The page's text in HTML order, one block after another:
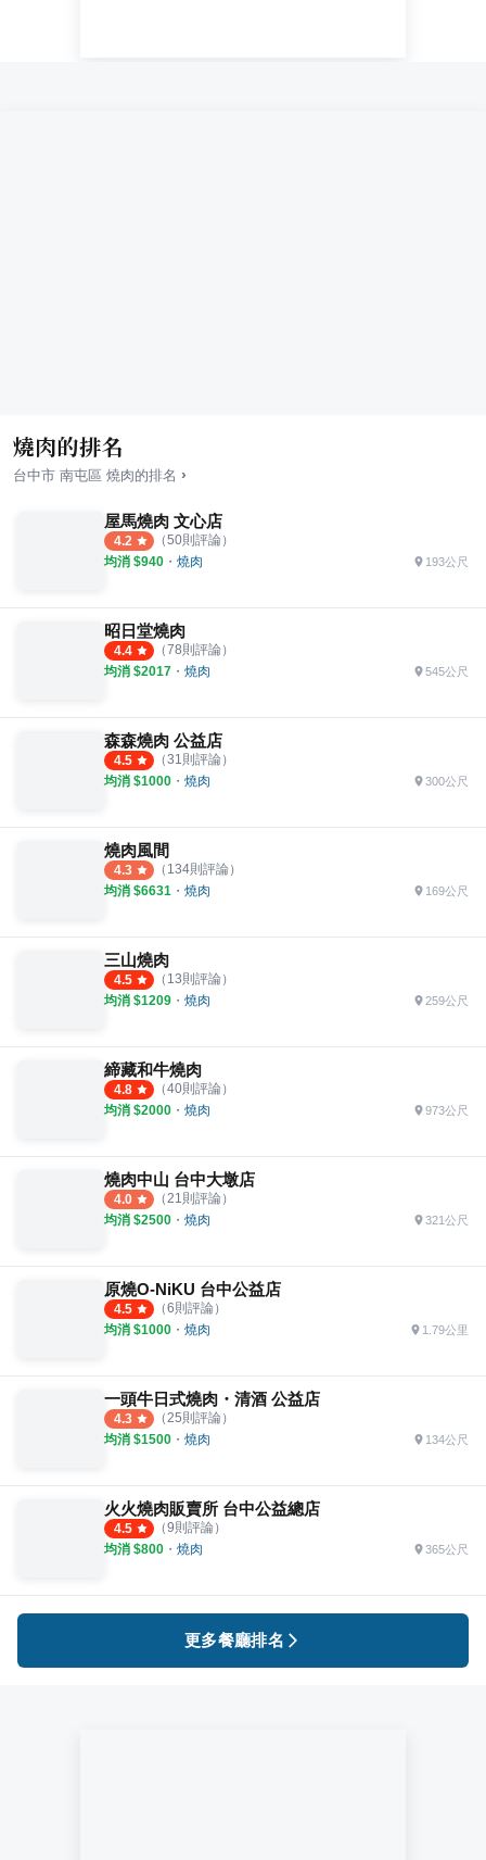
燒肉的排名
台中市 南屯區 燒肉的排名 ›
屋馬燒肉 文心店
4.2 （50則評論）
均消 $940 ・ 燒肉 193公尺
昭日堂燒肉
4.4 （78則評論）
均消 $2017 ・ 燒肉 545公尺
森森燒肉 公益店
4.5 （31 則評論）
均消 $1000 ・ 燒肉 300公尺
燒肉風間
4.3 （ 134則評論）
均消 $6631 ・ 燒肉 169公尺
三山燒肉
4.5 （ 13則評論）
均消 $1209 ・ 燒肉 259公尺
締藏和牛燒肉
4.8 （40則評論）
均消 $2000 ・ 燒肉 973公尺
燒肉中山 台中大墩店
4.0 （ 21 則評論）
均消 $2500 ・ 燒肉 321公尺
原燒O-NiKU 台中公益店
4.5 （6則評論）
均消 $1000 ・ 燒肉 1.79公里
一頭牛日式燒肉・清酒 公益店
4.3 （ 25則評論）
均消 $1500 ・ 燒肉 134公尺
火火燒肉販賣所 台中公益總店
4.5 （9則評論）
均消 $800 ・ 燒肉 365公尺
更多餐廳排名